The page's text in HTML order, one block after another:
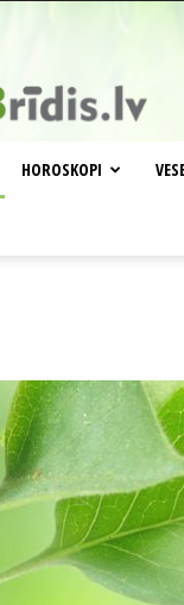
HOROSKOPI